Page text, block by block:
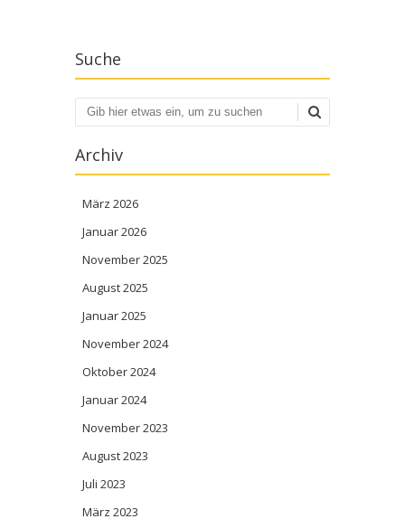
Suche
Suchen
Archiv
März 2026
Januar 2026
November 2025
August 2025
Januar 2025
November 2024
Oktober 2024
Januar 2024
November 2023
August 2023
Juli 2023
März 2023